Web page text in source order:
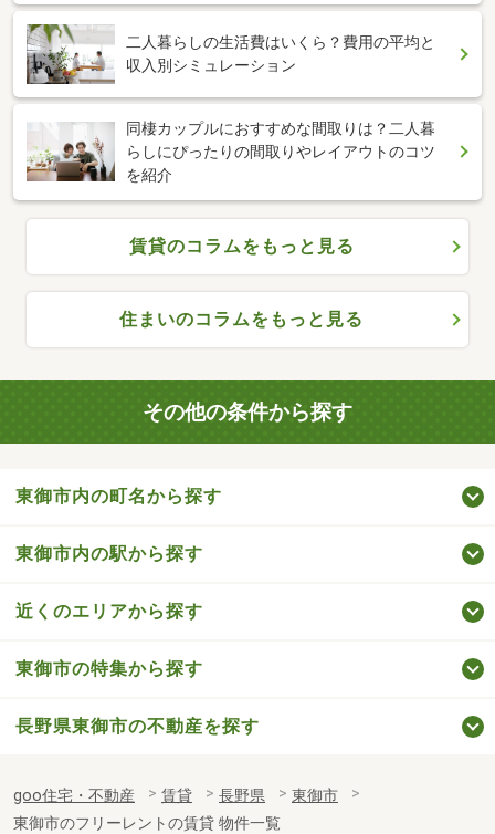
二人暮らしの生活費はいくら？費用の平均と
収入別シミュレーション
同棲カップルにおすすめな間取りは？二人暮
らしにぴったりの間取りやレイアウトのコツ
を紹介
賃貸のコラムをもっと見る
住まいのコラムをもっと見る
その他の条件から探す
東御市内の町名から探す
東御市内の駅から探す
近くのエリアから探す
東御市の特集から探す
長野県東御市の不動産を探す
goo住宅・不動産 賃貸 長野県
東御市
東御市のフリーレントの賃貸 物件一覧